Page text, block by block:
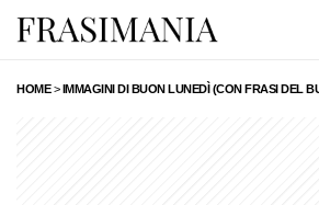
HOME>IMMAGINI DI BUON LUNEDÌ (CON FRASI DEL